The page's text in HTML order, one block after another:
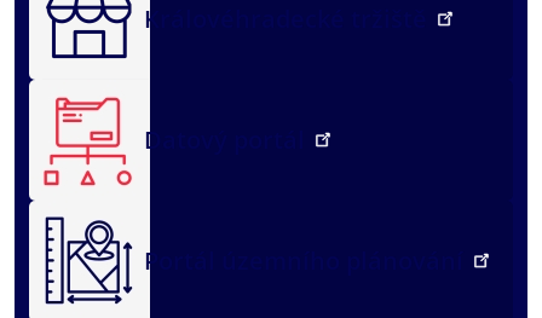
Královéhradecké tržiště
Datový portál
Portál územního plánování